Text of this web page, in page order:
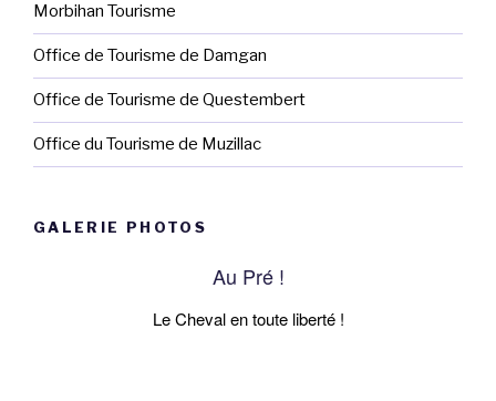
Morbihan Tourisme
Office de Tourisme de Damgan
Office de Tourisme de Questembert
Office du Tourisme de Muzillac
GALERIE PHOTOS
Au Pré !
Le Cheval en toute liberté !